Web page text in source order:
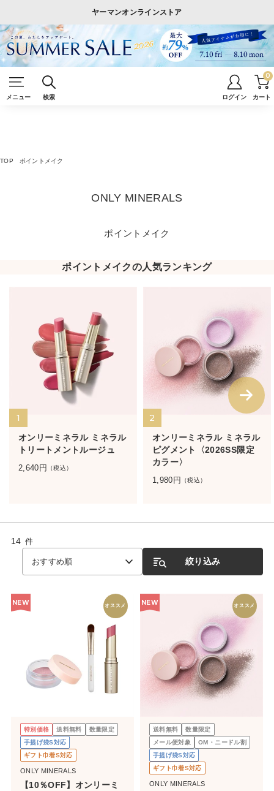
ヤーマンオンラインストア
メニュー 検索 ログイン カート
0
TOP ポイントメイク
ONLY MINERALS
ポイントメイク
ポイントメイクの人気ランキング
1
オンリーミネラル ミネラル
トリートメントルージュ
2,640円 （税込）
2
オンリーミネラル ミネラル
ピグメント〈2026SS限定
カラー〉
1,980円 （税込）
14 件
おすすめ順 絞り込み
NEW オススメ
特別価格 送料無料
数量限定
手提げ袋S対応
ギフト巾着S対応
ONLY MINERALS
【10％OFF】オンリーミ
NEW オススメ
送料無料
数量限定
メール便対象
OM・ニードル割
手提げ袋S対応
ギフト巾着S対応
ONLY MINERALS